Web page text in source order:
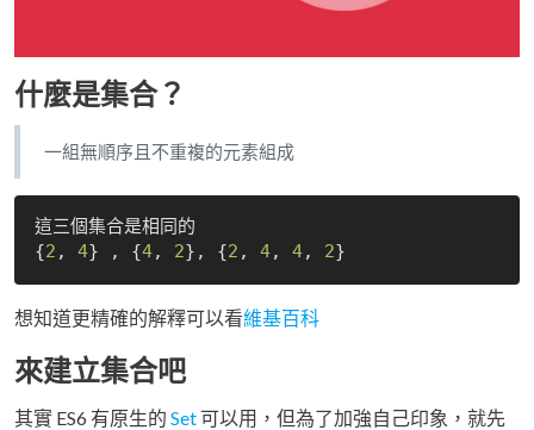
什麼是集合？
一組無順序且不重複的元素組成
這三個集合是相同的
{2 , 4} , {4, 2}, {2 , 4, 4, 2
想知道更精確的解釋可以看維基百科
來建立集合吧
其實 ES6 有原生的 Set 可以用，但為了加強自己印象，就先